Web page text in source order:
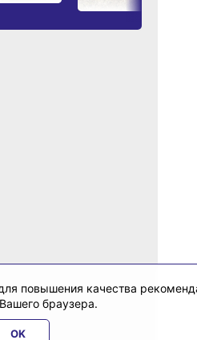
повышения качества
браузера.
OK